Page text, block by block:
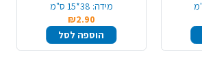
מידה: 38*15 ס"מ
₪2.90
הוספה לסל